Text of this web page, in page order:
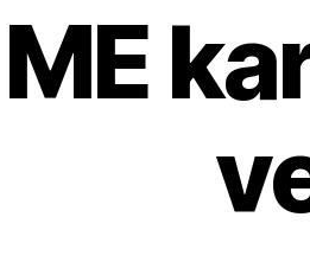
ME